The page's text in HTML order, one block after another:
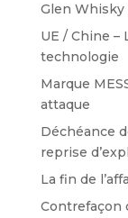
Glen Whisky
UE / Chine –
technologie
Marque
attaque
Déchéance
reprise
La fin de
Contrefaçon